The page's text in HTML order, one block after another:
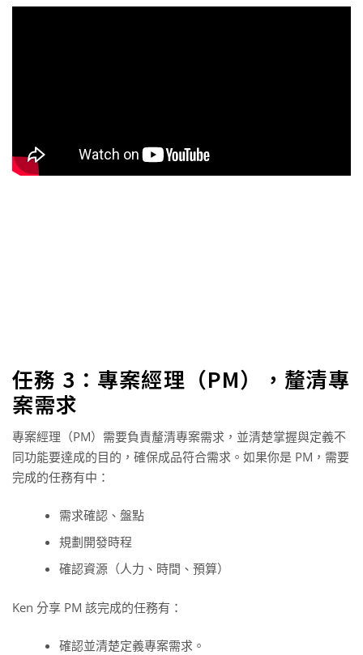
任務 3：專案經理（PM），釐清專
案需求
專案經理（PM）需要負責釐清專案需求，並清楚掌握與定義不
同功能要達成的目的，確保成品符合需求。如果你是 PM，需要
完成的任務有中：
需求確認、盤點
規劃開發時程
確認資源（人力、時間、預算）
Ken 分享 PM 該完成的任務有：
確認並清楚定義專案需求。